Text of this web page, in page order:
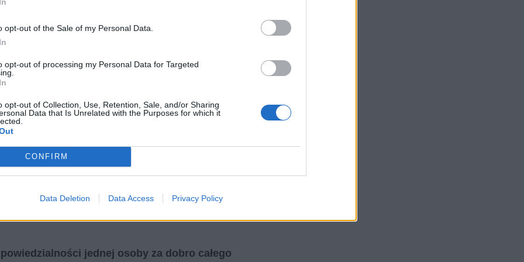
opt-out of the Sale of my Personal Data.
opt-out of processing my Personal Data for Targeted
opt-out of Collection, Use, Retention, Sale, and/or Sharing
Data that Is Unrelated with the Purposes for which it
CONFIRM
Data Deletion Data Access Privacy Policy
społeczeństwa
jako żywy organizm, w którym wszystkie
myśl tej teorii klasy wyższe powinny się też
się prawidłowo. Przykładem tego jest
i sklepie, wziął odpowiedzialność za ludzi
Dzięki temu zyskali oni szansę na lepsze
czy szlachty nie poczuwała się do takiej
jednej osoby za dobro całego